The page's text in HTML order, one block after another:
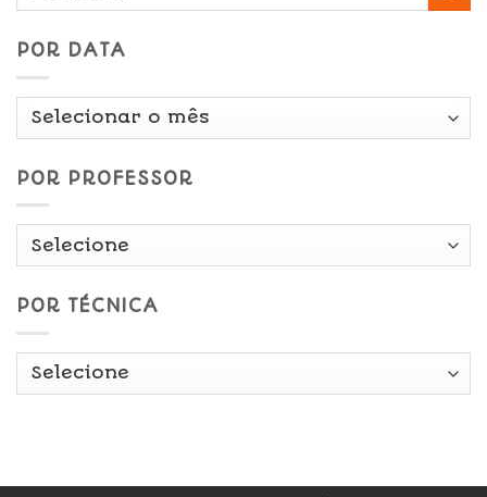
POR DATA
Por
POR PROFESSOR
POR TÉCNICA